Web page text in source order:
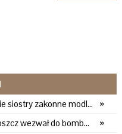
»
Polskie siostry zakonne modlą się o cud. "To będzie pieczęć Pana Boga dla naszej wiary"
»
Proboszcz wezwał do bombardowania migrantów. "Masowy ogień przeciwko najeźdźcom!"